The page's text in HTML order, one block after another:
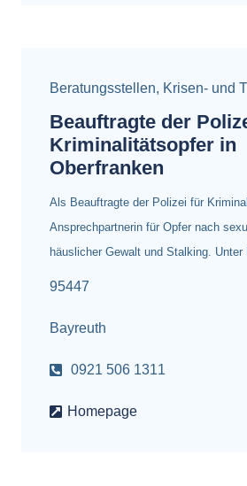
Beratungsstellen, Krisen- und
Beauftragte der
Kriminalitätsopfer in
Oberfranken
Als Beauftragte der Polizei für
Ansprechpartnerin für Opfer nach
häuslicher Gewalt und Stalking. Unter
95447
Bayreuth
0921 506 1311
Homepage